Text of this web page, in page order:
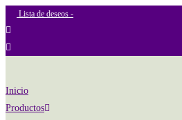
Lista de deseos -
Inicio
Productos